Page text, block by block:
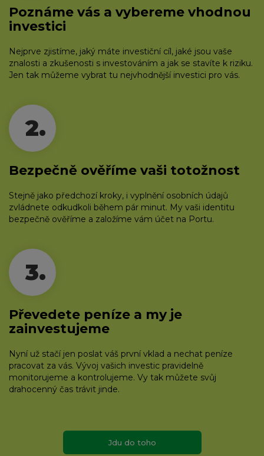
Poznáme vás a vybereme vhodnou
investici
Nejprve zjistíme, jaký máte investiční cíl, jaké jsou vaše
znalosti a zkušenosti s investováním a jak se stavíte k riziku.
Jen tak můžeme vybrat tu nejvhodnější investici pro vás.
2.
Bezpečně ověříme vaši totožnost
Stejně jako předchozí kroky, i vyplnění osobních údajů
zvládnete odkudkoli během pár minut. My vaši identitu
bezpečně ověříme a založíme vám účet na Portu.
3.
Převedete peníze a my je
zainvestujeme
Nyní už stačí jen poslat váš první vklad a nechat peníze
pracovat za vás. Vývoj vašich investic pravidelně
monitorujeme a kontrolujeme. Vy tak můžete svůj
drahocenný čas trávit jinde.
Jdu do toho